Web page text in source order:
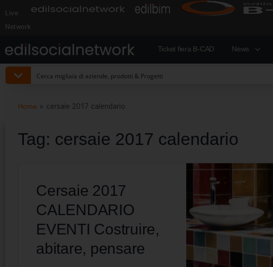
Live
Network
Ticket fiera B-CAD News
Home » cersaie 2017 calendario
Tag: cersaie 2017 calendario
Cersaie 2017
CALENDARIO
EVENTI Costruire,
abitare, pensare